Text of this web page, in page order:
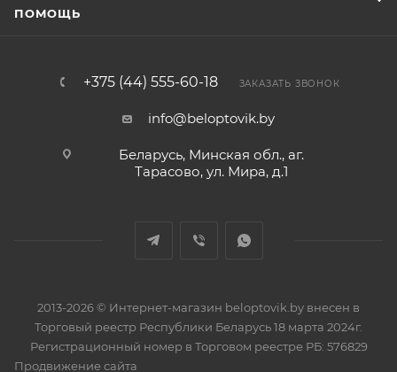
ПОМОЩЬ
+375 (44) 555-60-18 ЗАКАЗАТЬ ЗВОНОК
info@beloptovik.by
Беларусь, Минская обл., аг.
Тарасово, ул. Мира, д.1
2013-2026 © Интернет-магазин beloptovik.by внесен в
Торговый реестр Республики Беларусь 18 марта 2024г.
Регистрационный номер в Торговом реестре РБ: 576829
Продвижение сайта